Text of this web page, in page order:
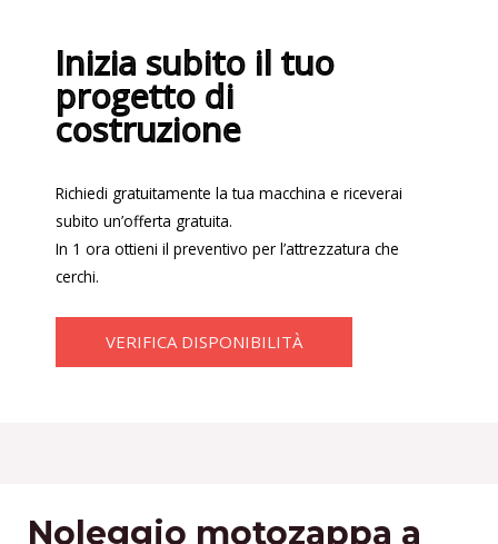
Inizia subito il tuo
progetto di
costruzione
Richiedi gratuitamente la tua macchina e riceverai
subito un’offerta gratuita.
In 1 ora ottieni il preventivo per l’attrezzatura che
cerchi.
VERIFICA DISPONIBILITÀ
Noleggio motozappa a